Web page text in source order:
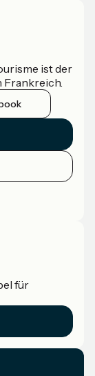
ist der
Frankreich.
für